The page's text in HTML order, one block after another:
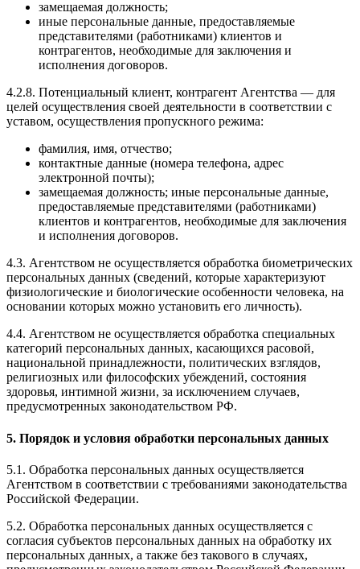
замещаемая должность;
иные персональные данные, предоставляемые
представителями (работниками) клиентов и
контрагентов, необходимые для заключения и
исполнения договоров.
4.2.8. Потенциальный клиент, контрагент Агентства — для
целей осуществления своей деятельности в соответствии с
уставом, осуществления пропускного режима:
фамилия, имя, отчество;
контактные данные (номера телефона, адрес
электронной почты);
замещаемая должность; иные персональные данные,
предоставляемые представителями (работниками)
клиентов и контрагентов, необходимые для заключения
и исполнения договоров.
4.3. Агентством не осуществляется обработка биометрических
персональных данных (сведений, которые характеризуют
физиологические и биологические особенности человека, на
основании которых можно установить его личность).
4.4. Агентством не осуществляется обработка специальных
категорий персональных данных, касающихся расовой,
национальной принадлежности, политических взглядов,
религиозных или философских убеждений, состояния
здоровья, интимной жизни, за исключением случаев,
предусмотренных законодательством РФ.
5. Порядок и условия обработки персональных данных
5.1. Обработка персональных данных осуществляется
Агентством в соответствии с требованиями законодательства
Российской Федерации.
5.2. Обработка персональных данных осуществляется с
согласия субъектов персональных данных на обработку их
персональных данных, а также без такового в случаях,